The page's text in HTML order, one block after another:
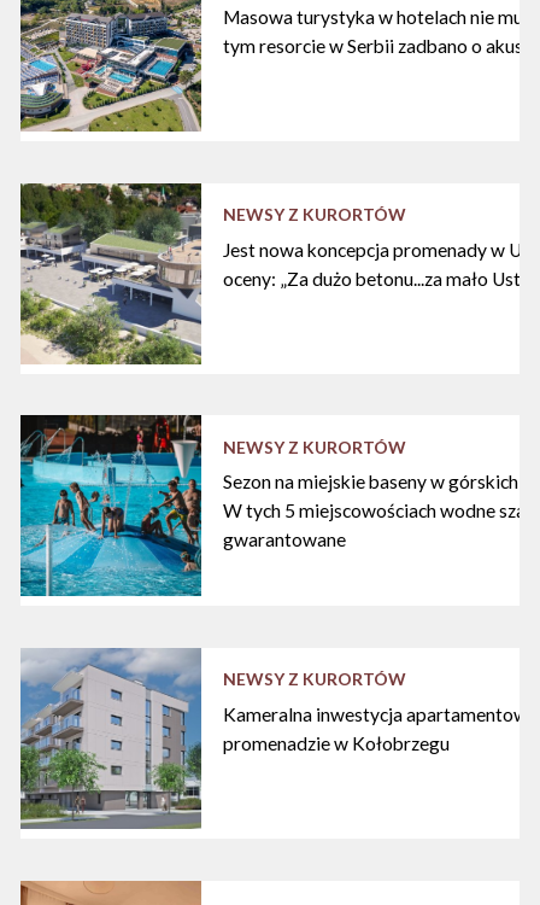
Masowa turystyka w hotelach nie musi
tym resorcie w Serbii zadbano o
NEWSY Z KURORTÓW
Jest nowa koncepcja promenady w
oceny: „Za dużo betonu...za mało
NEWSY Z KURORTÓW
Sezon na miejskie baseny w górskich
W tych 5 miejscowościach wodne
gwarantowane
NEWSY Z KURORTÓW
Kameralna inwestycja
promenadzie w Kołobrzegu